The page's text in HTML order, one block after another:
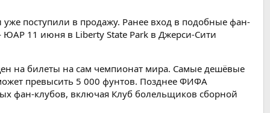
поступили в продажу. Ранее вход в подобные фан-
11 июня в Liberty State Park в Джерси-Сити
на билеты на сам чемпионат мира. Самые дешёвые
превысить 5 000 фунтов. Позднее ФИФА
фан-клубов, включая Клуб болельщиков сборной